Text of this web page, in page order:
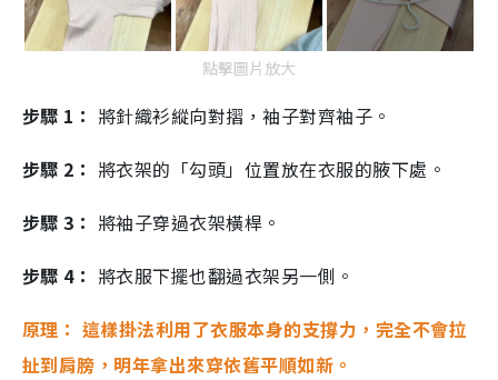
點擊圖片放大
步驟 1： 將針織衫縱向對摺，袖子對齊袖子。
步驟 2： 將衣架的「勾頭」位置放在衣服的腋下處。
步驟 3： 將袖子穿過衣架橫桿。
步驟 4： 將衣服下擺也翻過衣架另一側。
原理： 這樣掛法利用了衣服本身的支撐力，完全不會拉
扯到肩膀，明年拿出來穿依舊平順如新。